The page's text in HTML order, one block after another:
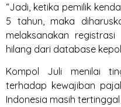
“Jadi, ketika pemilik
5 tahun, maka
melaksanakan
hilang dari database
Kompol Juli menilai
terhadap kewajiban
Indonesia masih